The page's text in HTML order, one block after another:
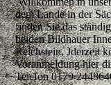
dem Lande in der
finden Sie das
beiden Bildhauer
Reichstein. Jderzeit
Voranmeldung hier
Telefon 0179